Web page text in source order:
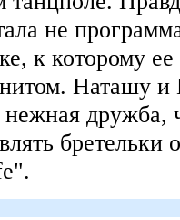
не
к которому
Наташу
нежная
бретельки